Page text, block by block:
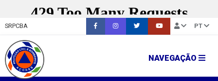
SRPCBA PT
NAVEGAÇÃO